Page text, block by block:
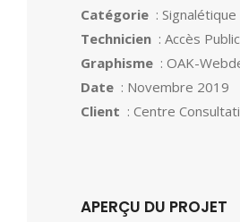
Catégorie : Signalétique
Technicien : Accès
Graphisme : OAK-
Date : Novembre 2019
Client : Centre
APERÇU DU PROJET